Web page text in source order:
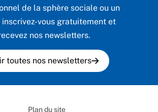
de la sphère sociale ou un
inscrivez-vous gratuitement et
nos newsletters.
toutes nos newsletters
Plan du site